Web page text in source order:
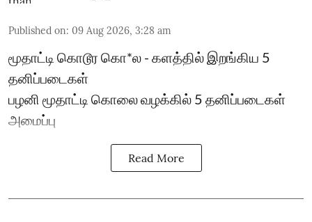
Published on: 09 Aug 2026, 3:28 am
மூதாட்டி கொடூர கொ*ல - களத்தில் இறங்கிய 5
தனிப்படைகள்
பழனி மூதாட்டி கொலை வழக்கில் 5 தனிப்படைகள்
அமைப்பு
Read More